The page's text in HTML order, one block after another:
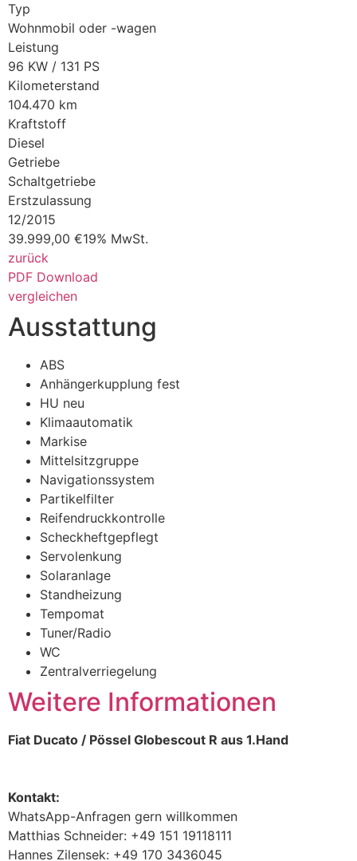
Typ
Wohnmobil oder -wagen
Leistung
96 KW / 131 PS
Kilometerstand
104.470 km
Kraftstoff
Diesel
Getriebe
Schaltgetriebe
Erstzulassung
12/2015
39.999,00 €19% MwSt.
zurück
PDF Download
vergleichen
Ausstattung
ABS
Anhängerkupplung fest
HU neu
Klimaautomatik
Markise
Mittelsitzgruppe
Navigationssystem
Partikelfilter
Reifendruckkontrolle
Scheckheftgepflegt
Servolenkung
Solaranlage
Standheizung
Tempomat
Tuner/Radio
WC
Zentralverriegelung
Weitere Informationen
Fiat Ducato / Pössel Globescout R aus 1.Hand
Kontakt:
WhatsApp-Anfragen gern willkommen
Matthias Schneider: +49 151 19118111
Hannes Zilensek: +49 170 3436045